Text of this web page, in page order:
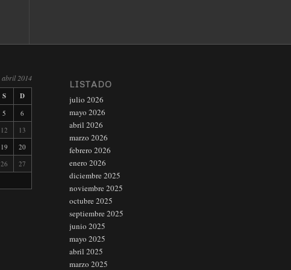
abril 2014
S D
5
6
12
13
19
20
26
27
LISTADO
julio 2026
mayo 2026
abril 2026
marzo 2026
febrero 2026
enero 2026
diciembre 2025
noviembre 2025
octubre 2025
septiembre 2025
junio 2025
mayo 2025
abril 2025
marzo 2025